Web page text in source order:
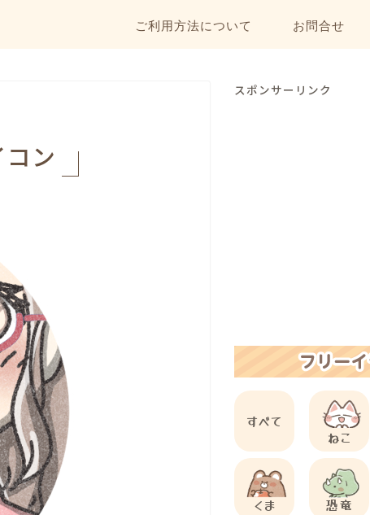
ご利用方法について お問合せ
ン
スポンサーリンク
すべて
ねこ
くま 恐竜